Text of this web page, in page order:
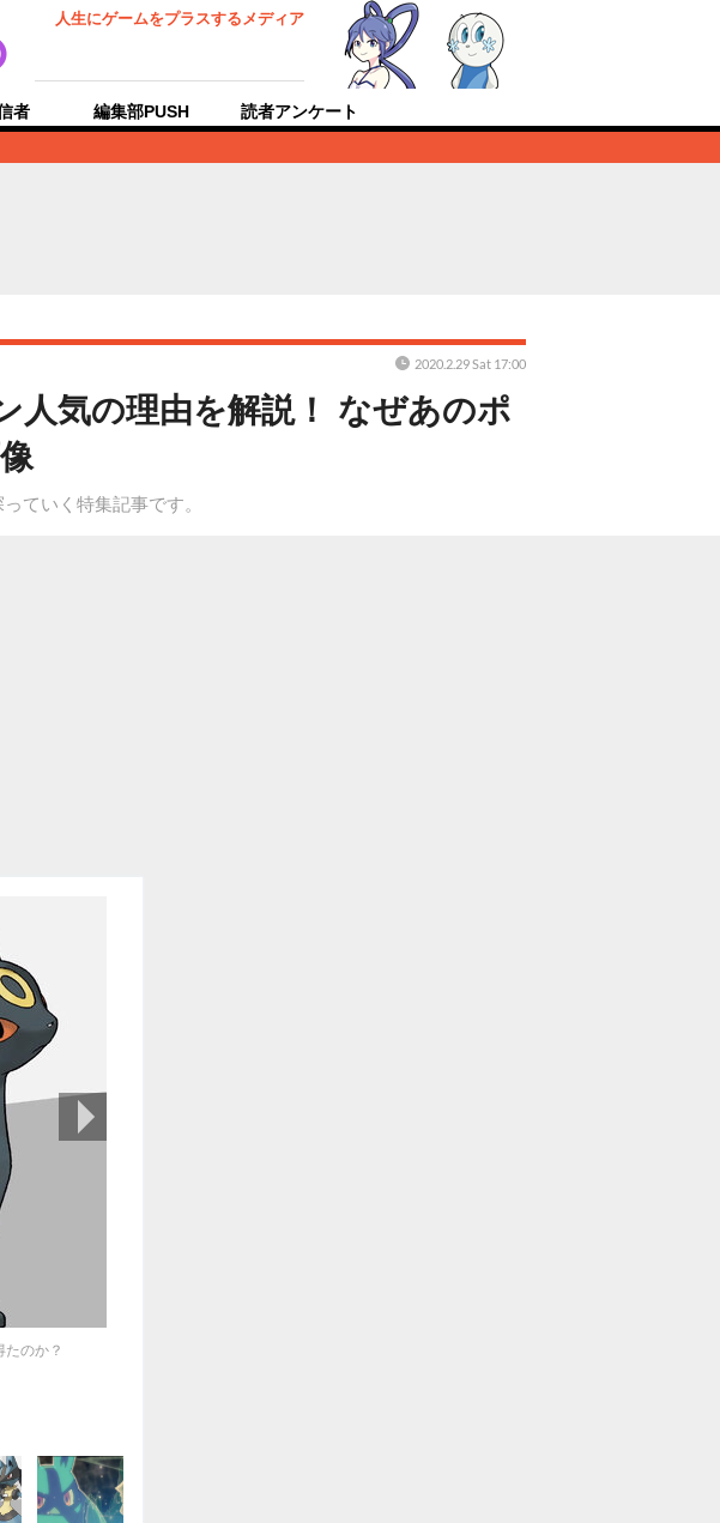
人生にゲームをプラスするメディア
者 編集部PUSH 読者アンケート
人気の理由を解説！ なぜあのポ
ていく特集記事です。
2020.2.29 Sat 17:00
のか？